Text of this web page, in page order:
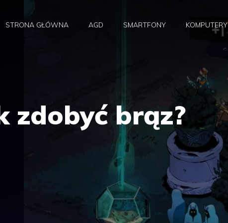
STRONA GŁÓWNA AGD SMARTFONY KOMPUTERY
zdobyć brąz?